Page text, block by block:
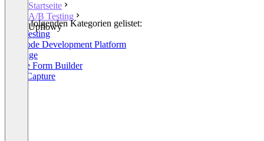
Startseite
A/B Testing
Upflowy
In den folgenden Kategorien gelistet:
A/B Testing
No-Code Development Platform
Umfrage
Online Form Builder
Lead Capture